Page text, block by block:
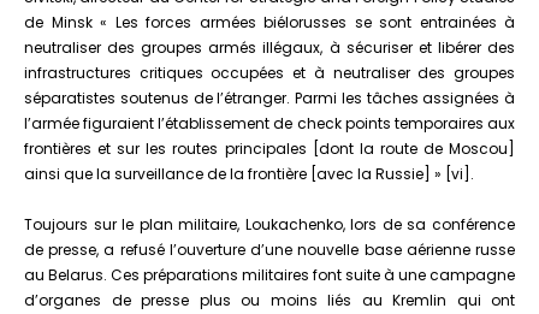
de Minsk « Les forces armées biélorusses se sont entrainées à
neutraliser des groupes armés illégaux, à sécuriser et libérer des
infrastructures critiques occupées et à neutraliser des groupes
séparatistes soutenus de l’étranger. Parmi les tâches assignées à
l’armée figuraient l’établissement de check points temporaires aux
frontières et sur les routes principales [dont la route de Moscou]
ainsi que la surveillance de la frontière [avec la Russie] » [vi].
Toujours sur le plan militaire, Loukachenko, lors de sa conférence
de presse, a refusé l’ouverture d’une nouvelle base aérienne russe
au Belarus. Ces préparations militaires font suite à une campagne
d’organes de presse plus ou moins liés au Kremlin qui ont